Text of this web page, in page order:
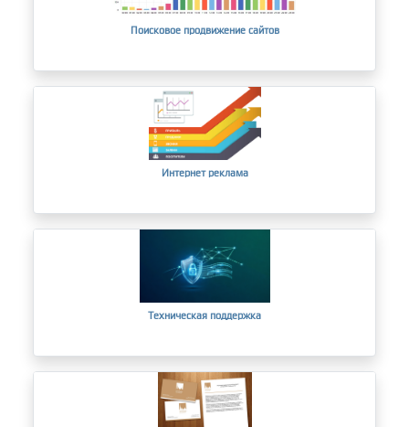
Поисковое продвижение сайтов
Интернет реклама
Техническая поддержка